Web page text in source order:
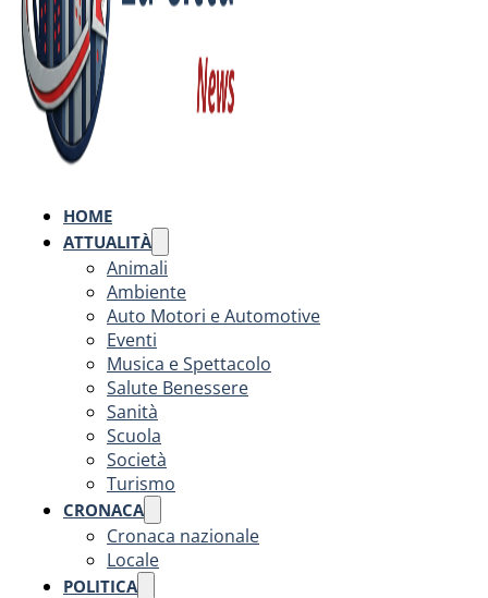
HOME
ATTUALITÀ
Animali
Ambiente
Auto Motori e Automotive
Eventi
Musica e Spettacolo
Salute Benessere
Sanità
Scuola
Società
Turismo
CRONACA
Cronaca nazionale
Locale
POLITICA